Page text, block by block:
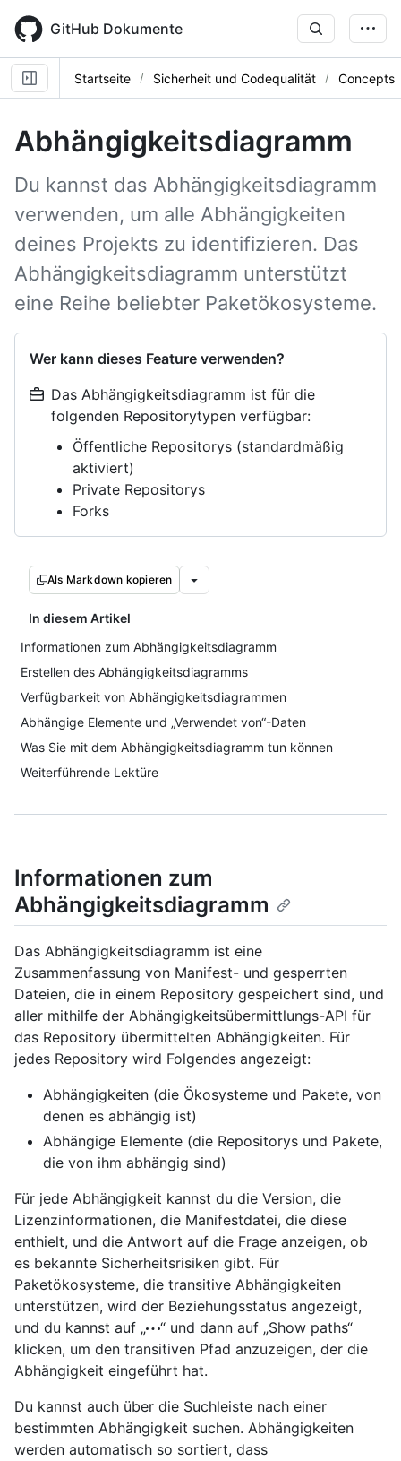
main
content
GitHub Dokumente
Startseite Sicherheit und Codequalität Concepts
Abhängigkeitsdiagramm
Du kannst das Abhängigkeitsdiagramm
verwenden, um alle Abhängigkeiten
deines Projekts zu identifizieren. Das
Abhängigkeitsdiagramm unterstützt
eine Reihe beliebter Paketökosysteme.
Wer kann dieses Feature verwenden?
Das Abhängigkeitsdiagramm ist für die
folgenden Repositorytypen verfügbar:
Öffentliche Repositorys (standardmäßig
aktiviert)
Private Repositorys
Forks
Als Markdown kopieren
In diesem Artikel
Informationen zum Abhängigkeitsdiagramm
Erstellen des Abhängigkeitsdiagramms
Verfügbarkeit von Abhängigkeitsdiagrammen
Abhängige Elemente und „Verwendet von“-Daten
Was Sie mit dem Abhängigkeitsdiagramm tun können
Weiterführende Lektüre
Informationen zum
Abhängigkeitsdiagramm
Das Abhängigkeitsdiagramm ist eine
Zusammenfassung von Manifest- und gesperrten
Dateien, die in einem Repository gespeichert sind, und
aller mithilfe der Abhängigkeitsübermittlungs-API für
das Repository übermittelten Abhängigkeiten. Für
jedes Repository wird Folgendes angezeigt:
Abhängigkeiten (die Ökosysteme und Pakete, von
denen es abhängig ist)
Abhängige Elemente (die Repositorys und Pakete,
die von ihm abhängig sind)
Für jede Abhängigkeit kannst du die Version, die
Lizenzinformationen, die Manifestdatei, die diese
enthielt, und die Antwort auf die Frage anzeigen, ob
es bekannte Sicherheitsrisiken gibt. Für
Paketökosysteme, die transitive Abhängigkeiten
unterstützen, wird der Beziehungsstatus angezeigt,
und du kannst auf „
“ und dann auf „Show paths“
klicken, um den transitiven Pfad anzuzeigen, der die
Abhängigkeit eingeführt hat.
Du kannst auch über die Suchleiste nach einer
bestimmten Abhängigkeit suchen. Abhängigkeiten
werden automatisch so sortiert, dass